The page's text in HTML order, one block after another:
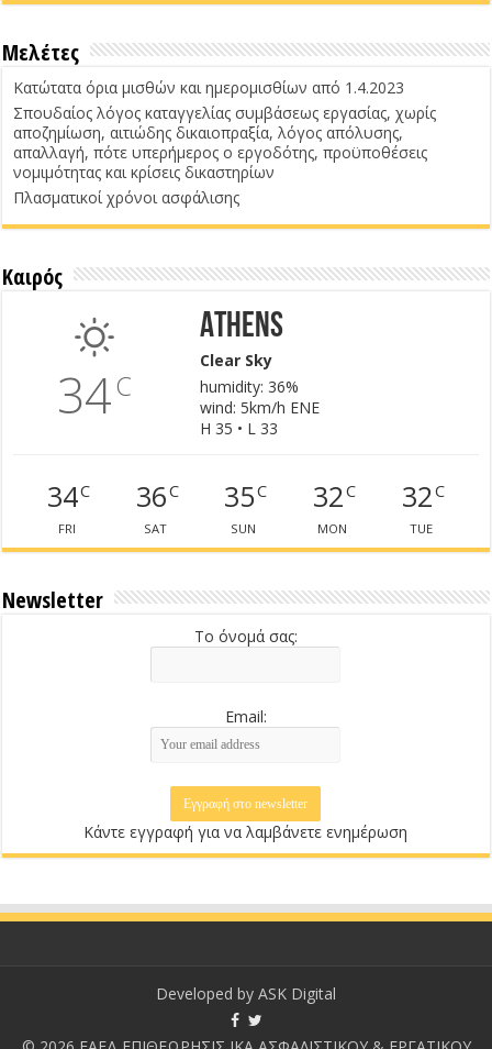
Μελέτες
Κατώτατα όρια μισθών και ημερομισθίων από 1.4.2023
Σπουδαίος λόγος καταγγελίας συμβάσεως εργασίας, χωρίς
αποζημίωση, αιτιώδης δικαιοπραξία, λόγος απόλυσης,
απαλλαγή, πότε υπερήμερος ο εργοδότης, προϋποθέσεις
νομιμότητας και κρίσεις δικαστηρίων
Πλασματικοί χρόνοι ασφάλισης
Καιρός
34C
Athens
Clear Sky
humidity: 36%
wind: 5km/h ENE
H 35 • L 33
34C
FRI
36C
SAT
35C
SUN
32C
MON
32C
TUE
Newsletter
Το όνομά σας:
Email:
Κάντε εγγραφή για να λαμβάνετε ενημέρωση
Developed by ASK Digital